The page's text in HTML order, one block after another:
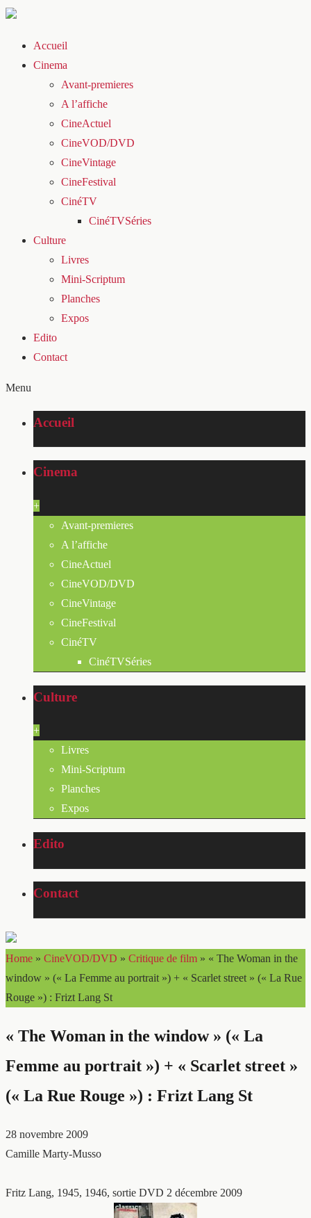
Accueil
Cinema
Avant-premieres
A l’affiche
CineActuel
CineVOD/DVD
CineVintage
CineFestival
CinéTV
CinéTVSéries
Culture
Livres
Mini-Scriptum
Planches
Expos
Edito
Contact
Menu
Accueil
Cinema
+
Avant-premieres
A l’affiche
CineActuel
CineVOD/DVD
CineVintage
CineFestival
CinéTV
CinéTVSéries
Culture
+
Livres
Mini-Scriptum
Planches
Expos
Edito
Contact
Home » CineVOD/DVD » Critique de film » « The Woman in the
window » (« La Femme au portrait ») + « Scarlet street » (« La Rue
Rouge ») : Frizt Lang St
« The Woman in the window » (« La
Femme au portrait ») + « Scarlet street »
(« La Rue Rouge ») : Frizt Lang St
28 novembre 2009
Camille Marty-Musso
Fritz Lang, 1945, 1946, sortie DVD 2 décembre 2009